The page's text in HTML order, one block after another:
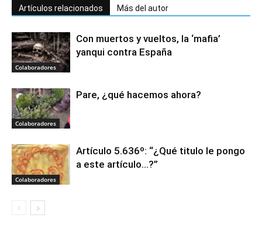
Artículos relacionados Más del autor
Colaboradores
Con muertos y vueltos, la ‘mafia’
yanqui contra España
Colaboradores
Pare, ¿qué hacemos ahora?
Colaboradores
Artículo 5.636º: “¿Qué titulo le pongo
a este artículo…?”